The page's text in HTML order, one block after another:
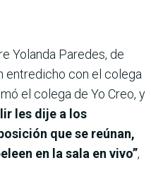
Yolanda Paredes, de
entredicho con el colega
el colega de Yo Creo, y
les dije a los
que se reúnan,
en la sala en vivo”,